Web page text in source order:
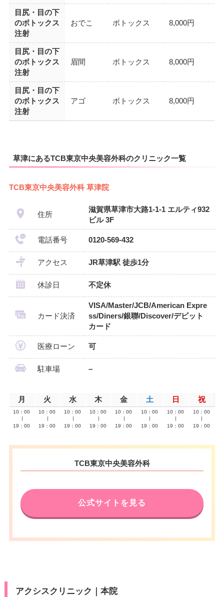
目尻・目の下
のボトックス
注射
おでこ ボトックス 8,000円
目尻・目の下
のボトックス
注射
眉間 ボトックス 8,000円
目尻・目の下
のボトックス
注射
アゴ ボトックス 8,000円
草津にあるTCB東京中央美容外科のクリニック一覧
TCB東京中央美容外科 草津院
住所
滋賀県草津市大路1-1-1 エルティ932
ビル 3F
電話番号 0120-569-432
アクセス JR草津駅 徒歩1分
休診日 不定休
カード決済
VISA/Master/JCB/American Expre
ss/Diners/銀聯/Discover/デビット
カード
医療ローン 可
駐車場 –
月 火 水 木 金 土 日 祝
10：00
19：00
10：00
19：00
10：00
19：00
10：00
19：00
10：00
19：00
10：00
19：00
10：00
19：00
10：00
19：00
TCB東京中央美容外科
公式サイトを見る
アクシスクリニック｜本院